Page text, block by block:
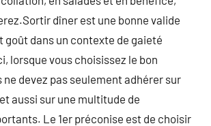
dîner est une bonne valide
goût dans un contexte de gaieté
lorsque vous choisissez le bon
devez pas seulement adhérer sur
aussi sur une multitude de
Le 1er préconise est de choisir